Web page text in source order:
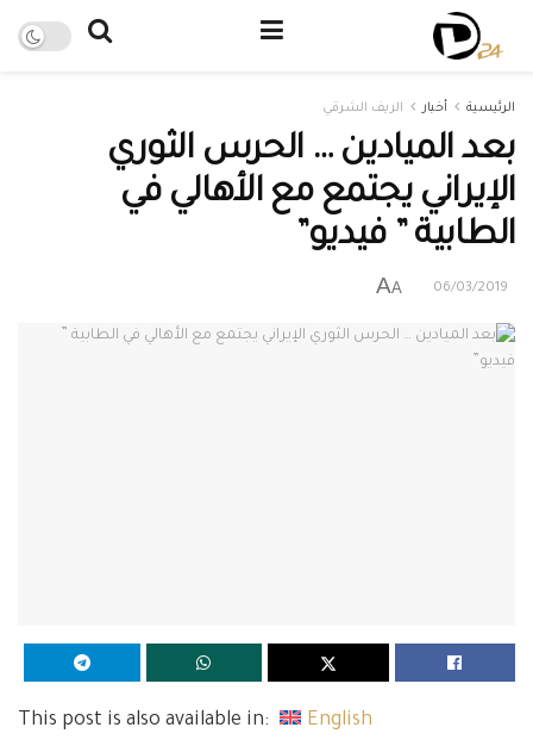
الرئيسية أخبار الريف الشرقي
بعد الميادين … الحرس الثوري
الإيراني يجتمع مع الأهالي في
الطابية ” فيديو”
06/03/2019
A
A
This post is also available in: English